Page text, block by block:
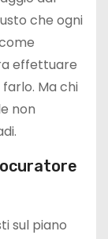
che ogni
effettuare
Ma chi
non
sul piano